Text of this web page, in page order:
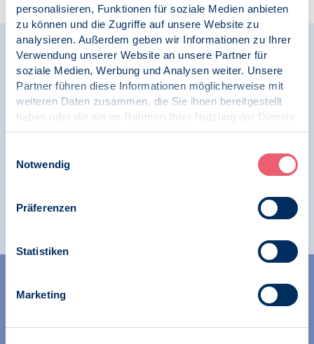
personalisieren, Funktionen für soziale Medien anbieten
zu können und die Zugriffe auf unsere Website zu
analysieren. Außerdem geben wir Informationen zu Ihrer
Verwendung unserer Website an unsere Partner für
soziale Medien, Werbung und Analysen weiter. Unsere
Partner führen diese Informationen möglicherweise mit
weiteren Daten zusammen, die Sie ihnen bereitgestellt
haben oder die sie im Rahmen Ihrer Nutzung der Dienste
gesammelt haben.
Notwendig
Präferenzen
Statistiken
Marketing
Relevante Nachrichten
01.05.2024
News | Digitale Gesellschaft und Psychologie
BDP erleichtert: Widerspruchregelung (Opt